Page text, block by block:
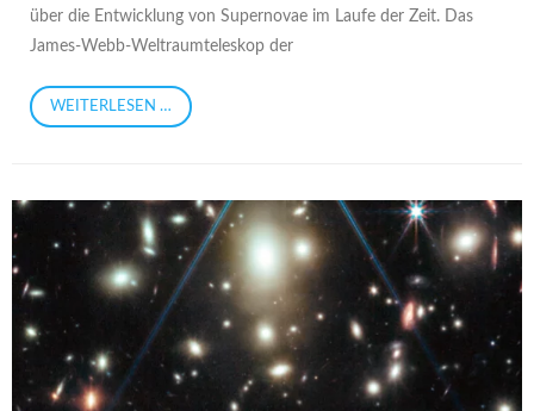
über die Entwicklung von Supernovae im Laufe der Zeit. Das
James-Webb-Weltraumteleskop der
WEITERLESEN …